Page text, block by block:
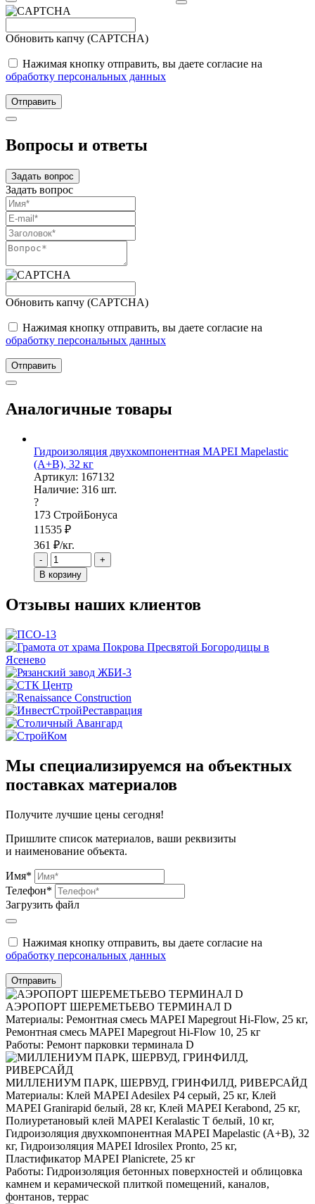
Обновить капчу (CAPTCHA)
Нажимая кнопку отправить, вы даете согласие на
обработку персональных данных
Отправить
Вопросы и ответы
Задать вопрос
Задать вопрос
Обновить капчу (CAPTCHA)
Нажимая кнопку отправить, вы даете согласие на
обработку персональных данных
Отправить
Аналогичные товары
Гидроизоляция двухкомпонентная MAPEI Mapelastic
(А+B), 32 кг
Артикул: 167132
Наличие: 316 шт.
?
173 СтройБонуса
11535 ₽
361 ₽/кг.
-
+
В корзину
Отзывы наших клиентов
Мы специализируемся на объектных
поставках материалов
Получите лучшие цены сегодня!
Пришлите список материалов, ваши реквизиты
и наименование объекта.
Имя*
Телефон*
Загрузить файл
Нажимая кнопку отправить, вы даете согласие на
обработку персональных данных
Отправить
АЭРОПОРТ ШЕРЕМЕТЬЕВО ТЕРМИНАЛ D
Материалы: Ремонтная смесь MAPEI Mapegrout Hi-Flow, 25 кг,
Ремонтная смесь MAPEI Mapegrout Hi-Flow 10, 25 кг
Работы: Ремонт парковки терминала D
МИЛЛЕНИУМ ПАРК, ШЕРВУД, ГРИНФИЛД, РИВЕРСАЙД
Материалы: Клей MAPEI Adesilex P4 серый, 25 кг, Клей
MAPEI Granirapid белый, 28 кг, Клей MAPEI Kerabond, 25 кг,
Полиуретановый клей MAPEI Keralastic T белый, 10 кг,
Гидроизоляция двухкомпонентная MAPEI Mapelastic (А+B), 32
кг, Гидроизоляция MAPEI Idrosilex Pronto, 25 кг,
Пластификатор MAPEI Planicrete, 25 кг
Работы: Гидроизоляция бетонных поверхностей и облицовка
камнем и керамической плиткой помещений, каналов,
фонтанов, террас